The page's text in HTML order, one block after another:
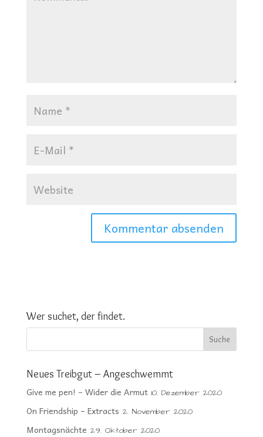
Wer suchet, der findet.
Neues Treibgut – Angeschwemmt
Give me pen! – Wider die Armut 10. Dezember 2020
On Friendship – Extracts 2. November 2020
Montagsnächte 29. Oktober 2020